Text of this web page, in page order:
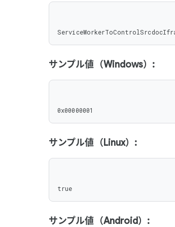
サンプル値（Windows）:
0x00000001
サンプル値（Linux）:
true
サンプル値（Android）: